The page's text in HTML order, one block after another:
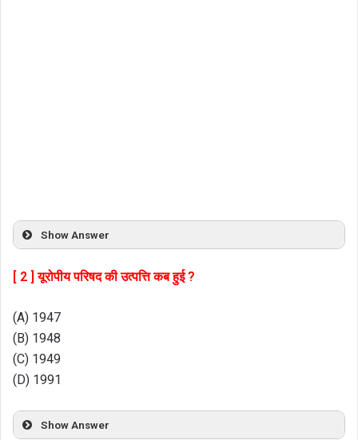
Show Answer
[ 2 ] यूरोपीय परिषद की उत्पत्ति कब हुई ?
(A) 1947
(B) 1948
(C) 1949
(D) 1991
Show Answer